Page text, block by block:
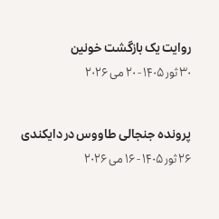
روایت یک بازگشت خونین
۳۰ ثور ۱۴۰۵ - ۲۰ می ۲۰۲۶
پرونده‌ جنجالی طاووس در دایکندی
۲۶ ثور ۱۴۰۵ - ۱۶ می ۲۰۲۶